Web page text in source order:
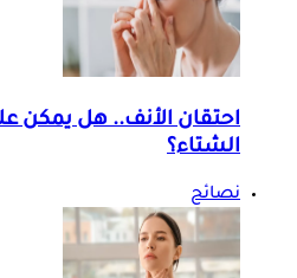
احتقان الأنف.. هل يمكن
الشتاء؟
نصائح